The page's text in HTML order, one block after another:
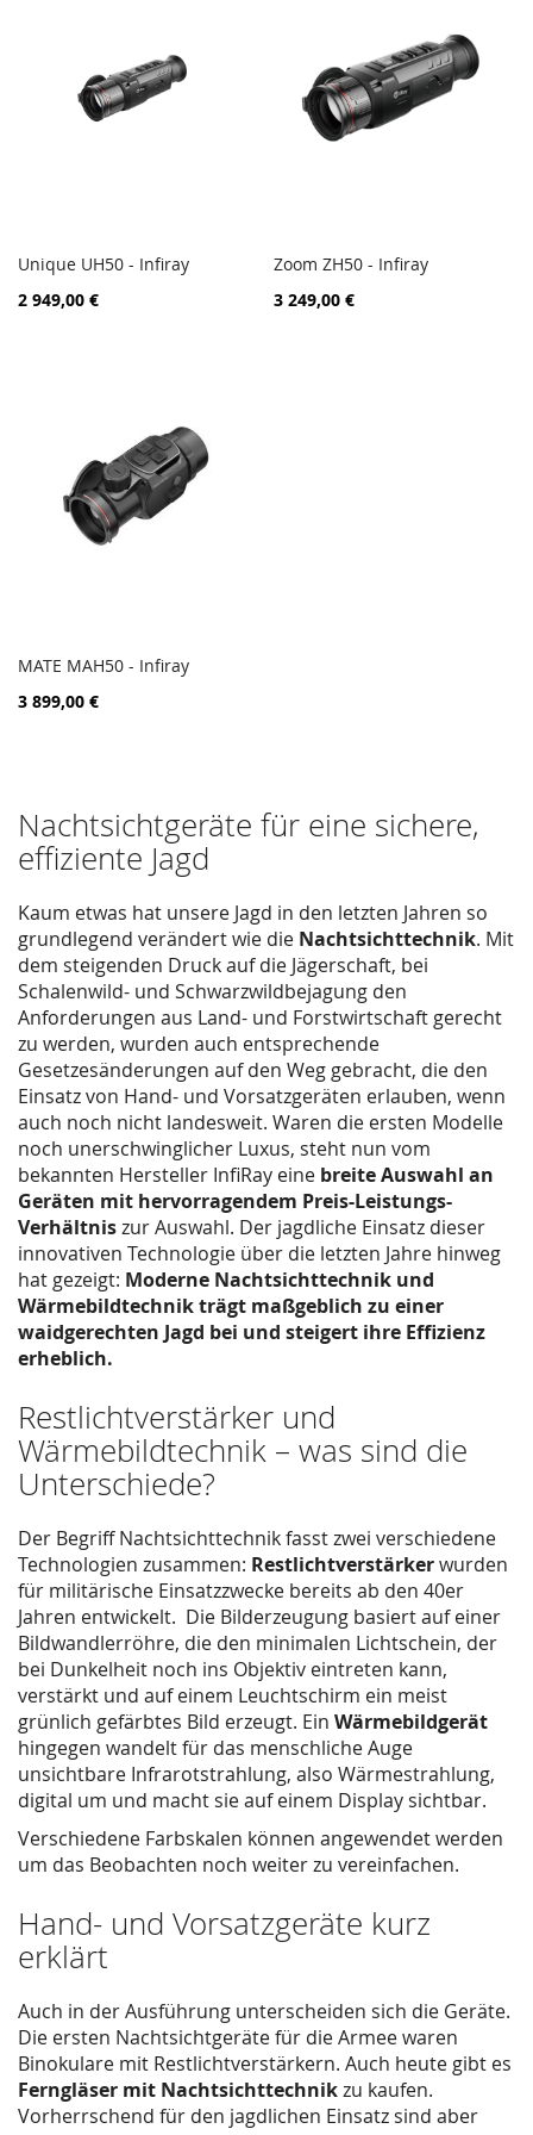
Unique UH50 - Infiray
2 949,00 €
Zoom ZH50 - Infiray
3 249,00 €
MATE MAH50 - Infiray
3 899,00 €
Nachtsichtgeräte für eine sichere,
effiziente Jagd
Kaum etwas hat unsere Jagd in den letzten Jahren so
grundlegend verändert wie die Nachtsichttechnik. Mit
dem steigenden Druck auf die Jägerschaft, bei
Schalenwild- und Schwarzwildbejagung den
Anforderungen aus Land- und Forstwirtschaft gerecht
zu werden, wurden auch entsprechende
Gesetzesänderungen auf den Weg gebracht, die den
Einsatz von Hand- und Vorsatzgeräten erlauben, wenn
auch noch nicht landesweit. Waren die ersten Modelle
noch unerschwinglicher Luxus, steht nun vom
bekannten Hersteller InfiRay eine breite Auswahl an
Geräten mit hervorragendem Preis-Leistungs-
Verhältniszur Auswahl. Der jagdliche Einsatz dieser
innovativen Technologie über die letzten Jahre hinweg
hat gezeigt: Moderne Nachtsichttechnik und
Wärmebildtechnik trägt maßgeblich zu einer
waidgerechten Jagd bei und steigert ihre Effizienz
erheblich.
Restlichtverstärker und
Wärmebildtechnik – was sind die
Unterschiede?
Der Begriff Nachtsichttechnik fasst zwei verschiedene
Technologien zusammen: Restlichtverstärkerwurden
für militärische Einsatzzwecke bereits ab den 40er
Jahren entwickelt. Die Bilderzeugung basiert auf einer
Bildwandlerröhre, die den minimalen Lichtschein, der
bei Dunkelheit noch ins Objektiv eintreten kann,
verstärkt und auf einem Leuchtschirm ein meist
grünlich gefärbtes Bild erzeugt. Ein Wärmebildgerät
hingegen wandelt für das menschliche Auge
unsichtbare Infrarotstrahlung, also Wärmestrahlung,
digital um und macht sie auf einem Display sichtbar.
Verschiedene Farbskalen können angewendet werden
um das Beobachten noch weiter zu vereinfachen.
Hand- und Vorsatzgeräte kurz
erklärt
Auch in der Ausführung unterscheiden sich die Geräte.
Die ersten Nachtsichtgeräte für die Armee waren
Binokulare mit Restlichtverstärkern. Auch heute gibt es
Ferngläser mit Nachtsichttechnikzu kaufen.
Vorherrschend für den jagdlichen Einsatz sind aber